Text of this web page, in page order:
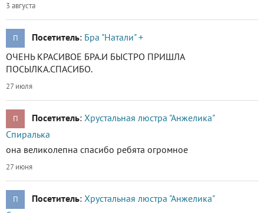
3 августа
П Посетитель: Бра "Натали" +
ОЧЕНЬ КРАСИВОЕ БРА.И БЫСТРО ПРИШЛА
ПОСЫЛКА.СПАСИБО.
27 июля
П Посетитель: Хрустальная люстра "Анжелика"
Спиралька
она великолепна спасибо ребята огромное
27 июня
П Посетитель: Хрустальная люстра "Анжелика"